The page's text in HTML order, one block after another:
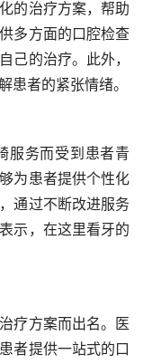
的治疗方案，帮助
多方面的口腔检查
己的治疗。此外，
患者的紧张情绪。
服务而受到患者青
为患者提供个性化
通过不断改进服务
示，在这里看牙的
疗方案而出名。医
者提供一站式的口